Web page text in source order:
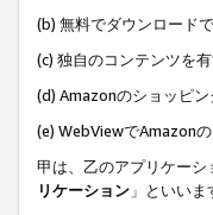
(b) 無料でダウンロード
(c) 独自のコンテンツを
(d) Amazonのショッピ
(e) WebViewでAmazon
甲は、乙のアプリケーシ
リケーション 」といいま